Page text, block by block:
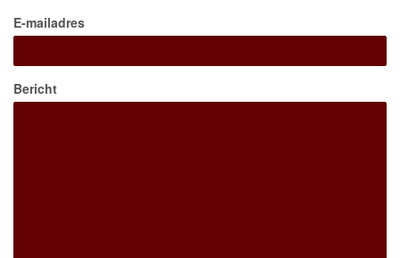
E-mailadres
Bericht